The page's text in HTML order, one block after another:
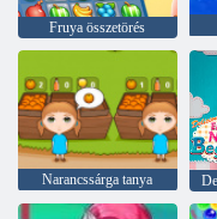
Fruya összetörés
Narancssárga tanya